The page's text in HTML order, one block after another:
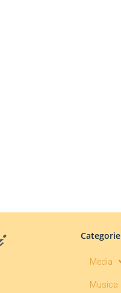
Categorie
Media
Musica